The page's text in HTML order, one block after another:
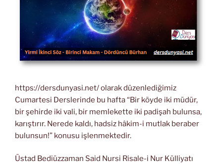
https://dersdunyasi.net/ olarak düzenlediğimiz
Cumartesi Derslerinde bu hafta “Bir köyde iki müdür,
bir şehirde iki vali, bir memlekette iki padişah bulunsa,
karıştırır. Nerede kaldı, hadsiz hâkim-i mutlak beraber
bulunsun!” konusu işlenmektedir.
Üstad Bediüzzaman Said Nursi Risale-i Nur Külliyatı